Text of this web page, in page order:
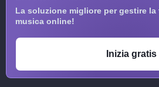
La soluzione migliore per gestire
musica online!
Inizia gratis